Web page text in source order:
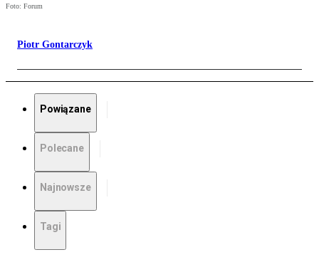
Foto: Forum
Piotr Gontarczyk
Powiązane
Polecane
Najnowsze
Tagi